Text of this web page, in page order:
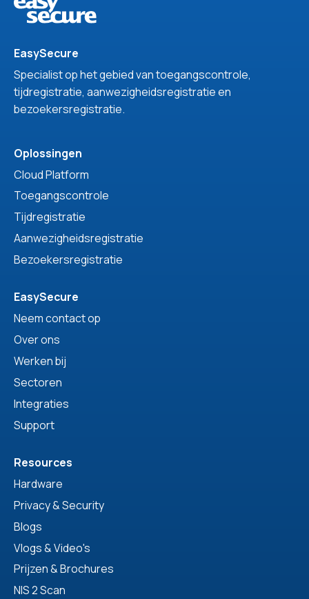
EasySecure
Specialist op het gebied van toegangscontrole,
tijdregistratie, aanwezigheidsregistratie en
bezoekersregistratie.
Oplossingen
Cloud Platform
Toegangscontrole
Tijdregistratie
Aanwezigheidsregistratie
Bezoekersregistratie
EasySecure
Neem contact op
Over ons
Werken bij
Sectoren
Integraties
Support
Resources
Hardware
Privacy & Security
Blogs
Vlogs & Video's
Prijzen & Brochures
NIS 2 Scan